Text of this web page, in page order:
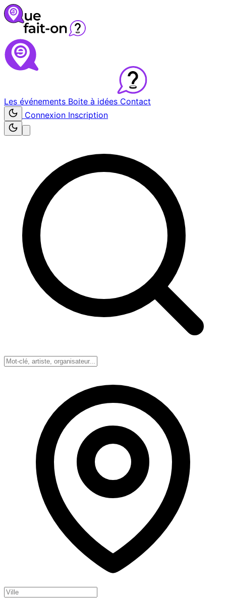
Les événements Boite à idées Contact
Connexion Inscription